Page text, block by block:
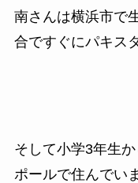
南さんは横浜市で
合ですぐにパキス
そして小学3年生
ポールで住んでい